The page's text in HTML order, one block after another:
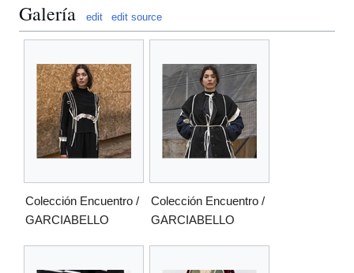
Galería edit edit source
Colección Encuentro /
GARCIABELLO
Colección Encuentro /
GARCIABELLO